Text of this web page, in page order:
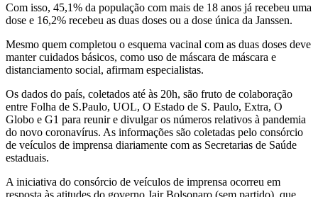
Com isso, 45,1% da população com mais de 18 anos já recebeu uma
dose e 16,2% recebeu as duas doses ou a dose única da Janssen.
Mesmo quem completou o esquema vacinal com as duas doses deve
manter cuidados básicos, como uso de máscara de máscara e
distanciamento social, afirmam especialistas.
Os dados do país, coletados até às 20h, são fruto de colaboração
entre Folha de S.Paulo, UOL, O Estado de S. Paulo, Extra, O
Globo e G1 para reunir e divulgar os números relativos à pandemia
do novo coronavírus. As informações são coletadas pelo consórcio
de veículos de imprensa diariamente com as Secretarias de Saúde
estaduais.
A iniciativa do consórcio de veículos de imprensa ocorreu em
resposta às atitudes do governo Jair Bolsonaro (sem partido), que